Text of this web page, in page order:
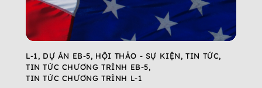
L-1, DỰ ÁN EB-5, HỘI THẢO - SỰ KIỆN,TIN TỨC,
TIN TỨC CHƯƠNG TRÌNH EB-5,
TIN TỨC CHƯƠNG TRÌNH L-1